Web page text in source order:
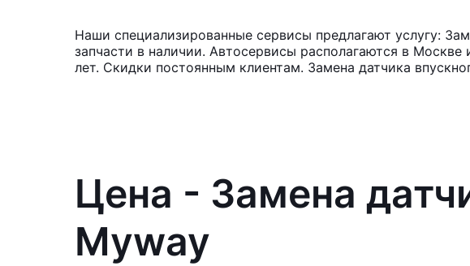
Наши специализированные сервисы предлагают услугу:
запчасти в наличии. Автосервисы располагаются в
лет. Скидки постоянным клиентам. Замена датчика
Цена - Замена
Myway